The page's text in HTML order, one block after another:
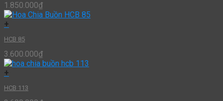
1.850.000₫
+
HCB 85
3.600.000₫
+
HCB 113